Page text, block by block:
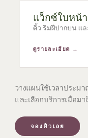
แว็กซ์ใบหน้า
คิ้ว ริมฝีปากบน แล
ดูรายละเอียด →
วางแผนใช้เวลาประม
และเลือกบริการเมื่อมา
จองคิวเลย